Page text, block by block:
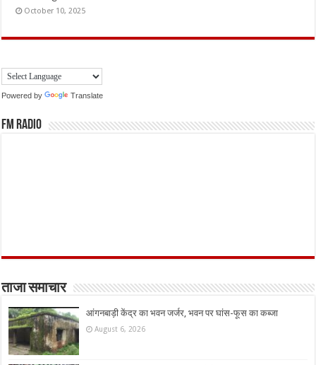
October 10, 2025
Powered by Translate
FM Radio
ताजा समाचार
आंगनबाड़ी केंद्र का भवन जर्जर, भवन पर घांस-फूस का कब्जा
August 6, 2026